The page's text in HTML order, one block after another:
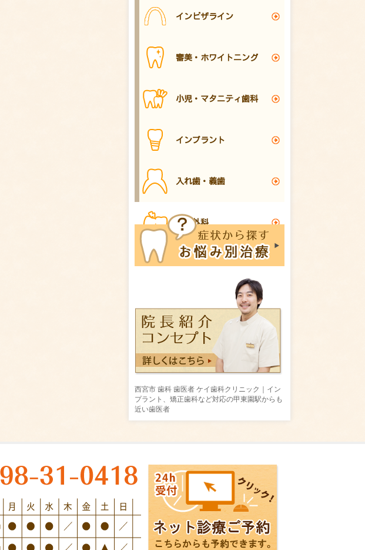
インビザライン
審美・ホワイトニング
小児・マタニティ歯科
インプラント
入れ歯・義歯
口腔外科
西宮市 歯科 歯医者 ケイ歯科クリニック｜イン
プラント、矯正歯科など対応の甲東園駅からも
近い歯医者